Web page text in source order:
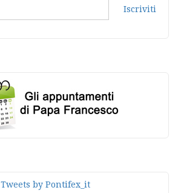
Iscriviti
Tweets by Pontifex_it